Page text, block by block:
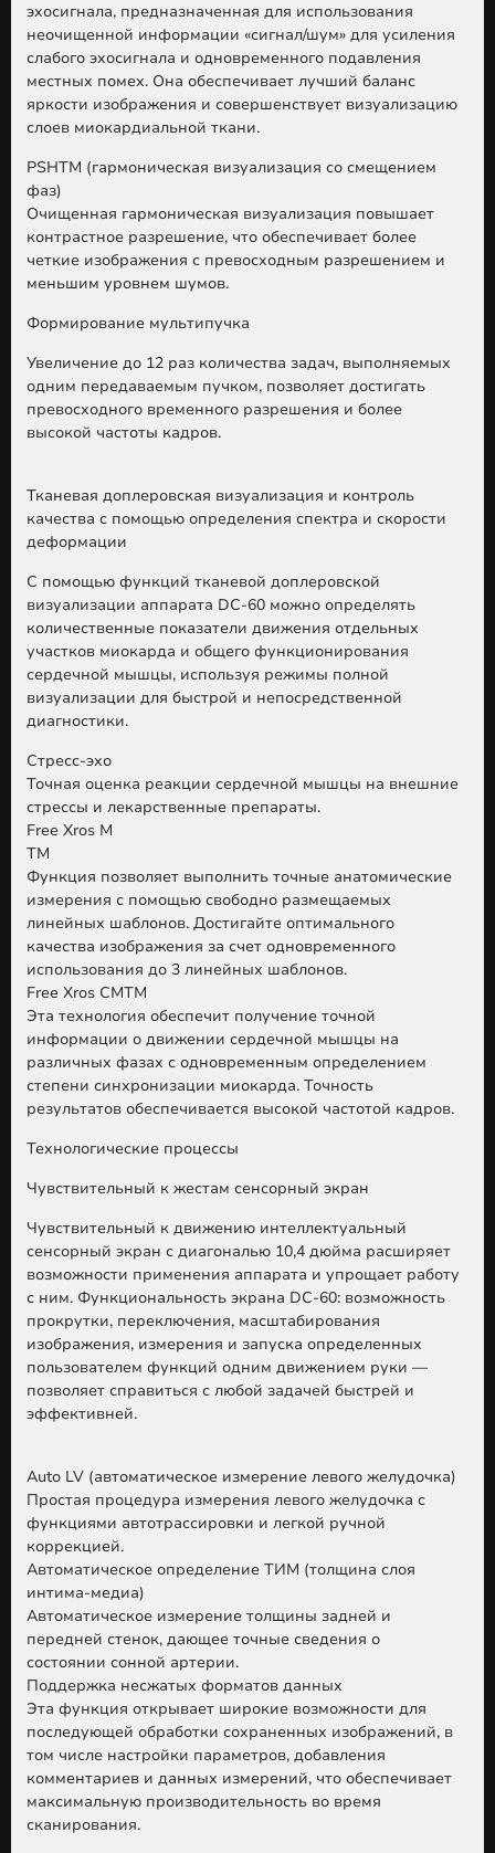
эхосигнала, предназначенная для использования
неочищенной информации «сигнал/шум» для усиления
слабого эхосигнала и одновременного подавления
местных помех. Она обеспечивает лучший баланс
яркости изображения и совершенствует визуализацию
слоев миокардиальной ткани.
PSHTM (гармоническая визуализация со смещением
фаз)
Очищенная гармоническая визуализация повышает
контрастное разрешение, что обеспечивает более
четкие изображения с превосходным разрешением и
меньшим уровнем шумов.
Формирование мультипучка
Увеличение до 12 раз количества задач, выполняемых
одним передаваемым пучком, позволяет достигать
превосходного временного разрешения и более
высокой частоты кадров.
Тканевая доплеровская визуализация и контроль
качества с помощью определения спектра и скорости
деформации
С помощью функций тканевой доплеровской
визуализации аппарата DC-60 можно определять
количественные показатели движения отдельных
участков миокарда и общего функционирования
сердечной мышцы, используя режимы полной
визуализации для быстрой и непосредственной
диагностики.
Стресс-эхо
Точная оценка реакции сердечной мышцы на внешние
стрессы и лекарственные препараты.
Free Xros M
TM
Функция позволяет выполнить точные анатомические
измерения с помощью свободно размещаемых
линейных шаблонов. Достигайте оптимального
качества изображения за счет одновременного
использования до 3 линейных шаблонов.
Free Xros CMTM
Эта технология обеспечит получение точной
информации о движении сердечной мышцы на
различных фазах с одновременным определением
степени синхронизации миокарда. Точность
результатов обеспечивается высокой частотой кадров.
Технологические процессы
Чувствительный к жестам сенсорный экран
Чувствительный к движению интеллектуальный
сенсорный экран с диагональю 10,4 дюйма расширяет
возможности применения аппарата и упрощает работу
с ним. Функциональность экрана DC-60: возможность
прокрутки, переключения, масштабирования
изображения, измерения и запуска определенных
пользователем функций одним движением руки —
позволяет справиться с любой задачей быстрей и
эффективней.
Auto LV (автоматическое измерение левого желудочка)
Простая процедура измерения левого желудочка с
функциями автотрассировки и легкой ручной
коррекцией.
Автоматическое определение ТИМ (толщина слоя
интима-медиа)
Автоматическое измерение толщины задней и
передней стенок, дающее точные сведения о
состоянии сонной артерии.
Поддержка несжатых форматов данных
Эта функция открывает широкие возможности для
последующей обработки сохраненных изображений, в
том числе настройки параметров, добавления
комментариев и данных измерений, что обеспечивает
максимальную производительность во время
сканирования.